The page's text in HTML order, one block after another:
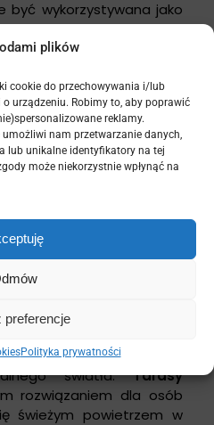
plików
cookie do przechowywania i/lub
urządzeniu. Robimy to, aby poprawić
reklamy.
nam przetwarzanie danych,
lub unikalne identyfikatory na tej
może niekorzystnie wpłynąć na
preferencje
Polityka prywatności
być wykorzystywana jako
w cieniu lub jako
różnorodnych wydarzeń
Materiały używane do
drewno, metal
na dostosowanie jej
posesji. Dodatkowo,
tło dla roślinności
harmonijną całość z
która może być
szklana lub
umożliwiając
światła.Tarasy
rozwiązaniem dla osób
świeżym powietrzem w